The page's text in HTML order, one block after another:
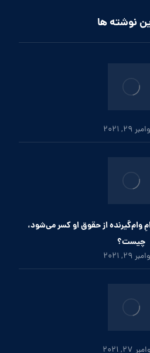
نوشته ها
29, 2021
وام‌گیرنده از حقوق او کسر می‌شود،
چیست؟
29, 2021
27, 2021